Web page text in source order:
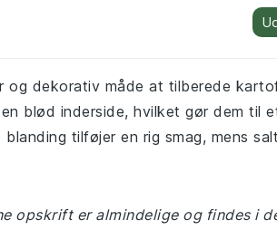
dekorativ måde at tilberede
blød inderside, hvilket gør dem til
tilføjer en rig smag, mens
opskrift er almindelige og findes i